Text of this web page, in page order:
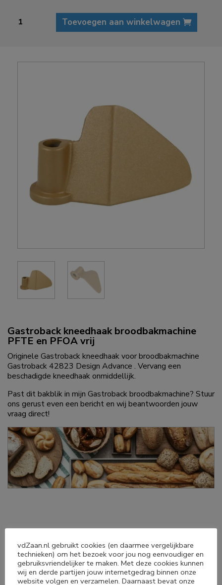
Gastroback kneedhaak broodbakmachine
PFTE en PFOA vrij
Originele Gastroback kneedhaak voor broodbakmachine
Gastroback 42823 Design Advance . Vervang een
beschadigde kneedhaak onmiddellijk.
Past dit bakblik in mijn Gastroback broodbakmachine? Stuur
ons gerust even een bericht en wij beantwoorden jouw
vraag direct!
kneedhaak
Toevoegen aan winkelwagen
Deel dit product
vdZaan.nl gebruikt cookies (en daarmee vergelijkbare
technieken) om het bezoek voor jou nog eenvoudiger en
gebruiksvriendelijker te maken. Met deze cookies kunnen
wij en derde partijen jouw internetgedrag binnen onze
website volgen en verzamelen. Daarnaast bevat onze